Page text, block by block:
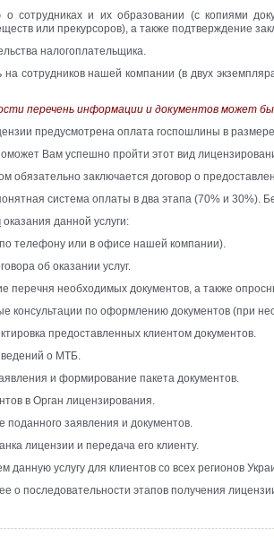
сотрудниках и их образовании (с копиями
или прекурсоров), а также подтверждение
налогоплательщика.
на сотрудников нашей компании (в двух
перечень информации и документов может
предусмотрена оплата госпошлины в
Вам успешно пройти этот вид
обязательно заключается договор о
система оплаты в два этапа (70% и
оказания данной услуги:
телефону или в офисе нашей компании).
об оказании услуг.
перечня необходимых документов, а также
консультации по оформлению документов (при
предоставленных клиентом документов.
о МТБ.
и формирование пакета документов.
в Орган лицензирования.
поданного заявления и документов.
лицензии и передача его клиенту.
данную услугу для клиентов со всех регионов
о последовательности этапов получения